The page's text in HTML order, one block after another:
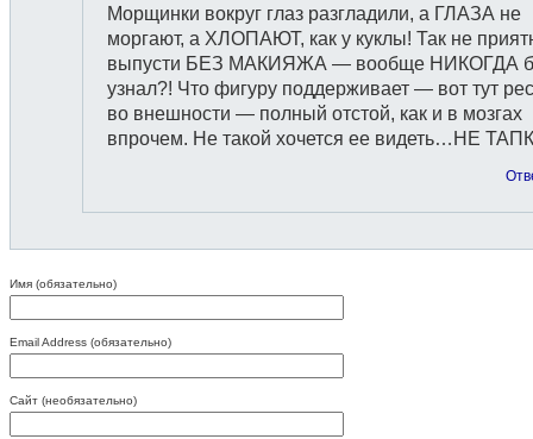
Морщинки вокруг глаз разгладили, а ГЛАЗА не
моргают, а ХЛОПАЮТ, как у куклы! Так не
выпусти БЕЗ МАКИЯЖА — вообще НИКОГДА
узнал?! Что фигуру поддерживает — вот тут
во внешности — полный отстой, как и в мозгах
впрочем. Не такой хочется ее видеть…НЕ
Имя (обязательно)
Email Address (обязательно)
Сайт (необязательно)